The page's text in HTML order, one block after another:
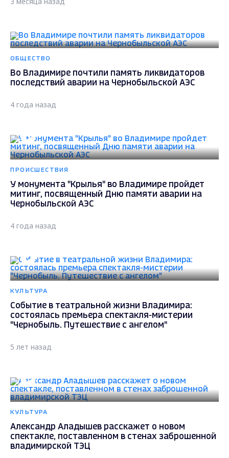
ОБЩЕСТВО
Во Владимире почтили память ликвидаторов
последствий аварии на Чернобыльской АЭС
4 года назад
ПРОИСШЕСТВИЯ
У монумента "Крылья" во Владимире пройдет
митинг, посвященный Дню памяти аварии на
Чернобыльской АЭС
4 года назад
КУЛЬТУРА
Событие в театральной жизни Владимира:
состоялась премьера спектакля-мистерии
"Чернобыль. Путешествие с ангелом"
5 лет назад
КУЛЬТУРА
Александр Аладышев расскажет о новом
спектакле, поставленном в стенах заброшенной
владимирской ТЭЦ